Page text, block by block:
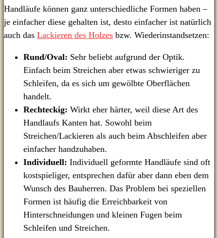
Handläufe können ganz unterschiedliche Formen haben –
je einfacher diese gehalten ist, desto einfacher ist natürlich
auch das Lackieren des Holzes bzw. Wiederinstandsetzen:
Rund/Oval: Sehr beliebt aufgrund der Optik.
Einfach beim Streichen aber etwas schwieriger zu
Schleifen, da es sich um gewölbte Oberflächen
handelt.
Rechteckig: Wirkt eher härter, weil diese Art des
Handlaufs Kanten hat. Sowohl beim
Streichen/Lackieren als auch beim Abschleifen aber
einfacher handzuhaben.
Individuell: Individuell geformte Handläufe sind oft
kostspieliger, entsprechen dafür aber dann eben dem
Wunsch des Bauherren. Das Problem bei speziellen
Formen ist häufig die Erreichbarkeit von
Hinterschneidungen und kleinen Fugen beim
Schleifen und Streichen.